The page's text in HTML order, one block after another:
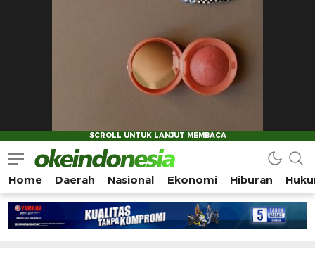
Okeindonesia.Online
Mengonlinekan Indonesia Secara Utuh
Home Daerah Nasional Ekonomi Hiburan